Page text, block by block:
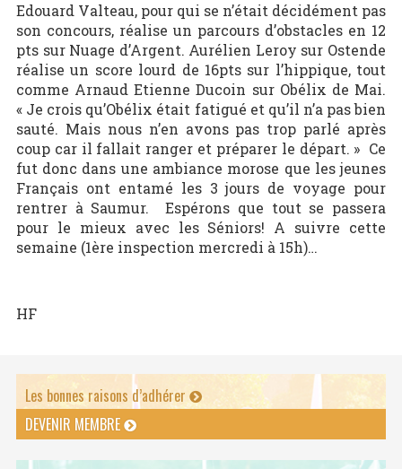
Edouard Valteau, pour qui se n’était décidément pas
son concours, réalise un parcours d’obstacles en 12
pts sur Nuage d’Argent. Aurélien Leroy sur Ostende
réalise un score lourd de 16pts sur l’hippique, tout
comme Arnaud Etienne Ducoin sur Obélix de Mai.
« Je crois qu’Obélix était fatigué et qu’il n’a pas bien
sauté. Mais nous n’en avons pas trop parlé après
coup car il fallait ranger et préparer le départ. » Ce
fut donc dans une ambiance morose que les jeunes
Français ont entamé les 3 jours de voyage pour
rentrer à Saumur. Espérons que tout se passera
pour le mieux avec les Séniors! A suivre cette
semaine (1ère inspection mercredi à 15h)…
HF
Les bonnes raisons d’adhérer
DEVENIR MEMBRE